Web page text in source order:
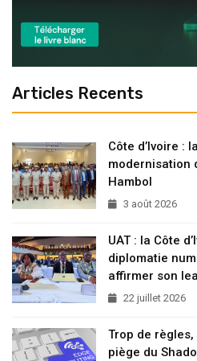
Articles Recents
Côte d’Ivoire :
modernisation
Hambol
3 août 2026
UAT : la Côte
diplomatie
affirmer son
22 juillet 2026
Trop de règles,
piège du